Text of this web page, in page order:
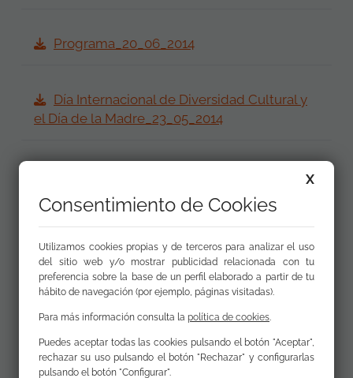
Programa_20_06_2014
Día Internacional de Diversidad Cultural y
el Día de la Madre_23_05_2014
Gitano_25_04_2014
Ecos del día 8 de Marzo, Día de la
Mujer_28_03_2014
14 de febrero_28_02_2014
X
Consentimiento de Cookies
Utilizamos cookies propias y de terceros para analizar el uso
del sitio web y/o mostrar publicidad relacionada con tu
preferencia sobre la base de un perfil elaborado a partir de tu
hábito de navegación (por ejemplo, páginas visitadas).
Para más información consulta la política de cookies.
Puedes aceptar todas las cookies pulsando el botón "Aceptar",
rechazar su uso pulsando el botón "Rechazar" y configurarlas
pulsando el botón "Configurar".